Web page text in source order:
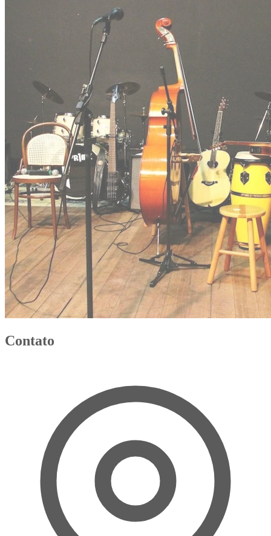
Contato